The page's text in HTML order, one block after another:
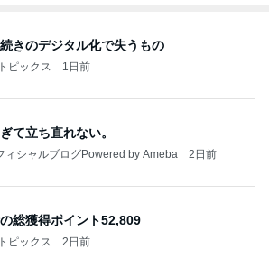
きのデジタル化で失うもの
ピックス 1日前
て立ち直れない。
ィシャルブログPowered by Ameba 2日前
総獲得ポイント52,809
ピックス 2日前